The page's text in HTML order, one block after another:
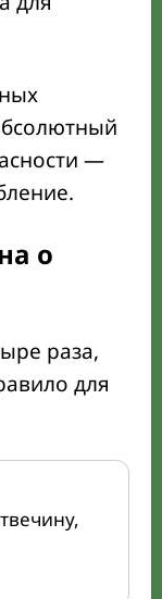
—
о
раза,
для